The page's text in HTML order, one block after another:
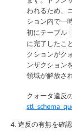
われるため、
ション内で一
初にテーブル
に完了したこ
クションがク
ンザクション
領域が解放さ
クォータ違反
違反の有無を確